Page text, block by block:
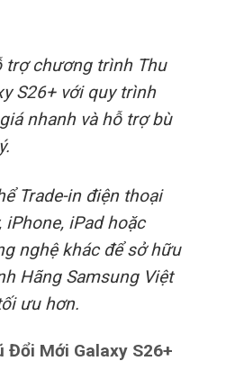
trợ chương trình Thu
S26+ với quy trình
nhanh và hỗ trợ bù
Trade-in điện thoại
iPhone, iPad hoặc
nghệ khác để sở hữu
Hãng Samsung Việt
ưu hơn.
Đổi Mới Galaxy S26+